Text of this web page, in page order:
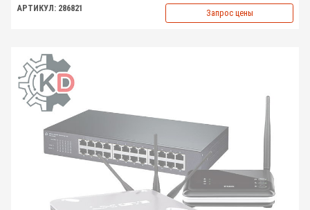
АРТИКУЛ: 286821 Запрос цены